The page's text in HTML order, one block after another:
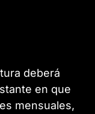
deberá
en que
mensuales,